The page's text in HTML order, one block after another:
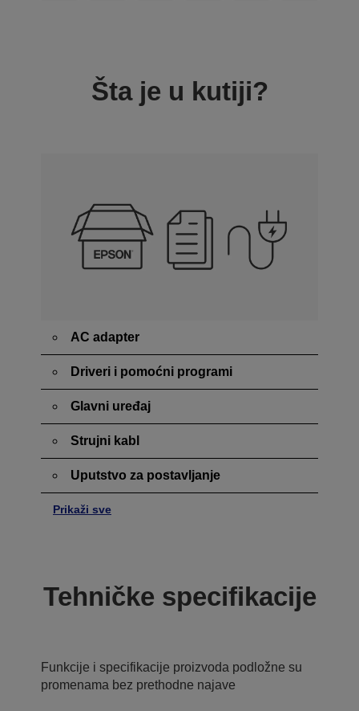
Šta je u kutiji?
AC adapter
Driveri i pomoćni programi
Glavni uređaj
Strujni kabl
Uputstvo za postavljanje
Prikaži sve
Tehničke specifikacije
Funkcije i specifikacije proizvoda podložne su
promenama bez prethodne najave